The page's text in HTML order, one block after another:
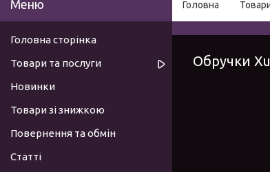
Головна
Обручки
Головна сторінка
Товари та послуги
Новинки
Товари зі знижкою
Повернення та обмін
Статті